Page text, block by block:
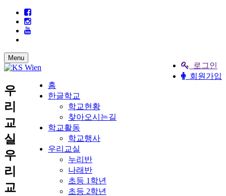
로그인
회원가입
Menu
홈
한글학교
학교현황
찾아오시는길
학교활동
학교행사
우리교실
누리반
나래반
초등 1학년
초등 2학년
우
리
교
실
우
리
교